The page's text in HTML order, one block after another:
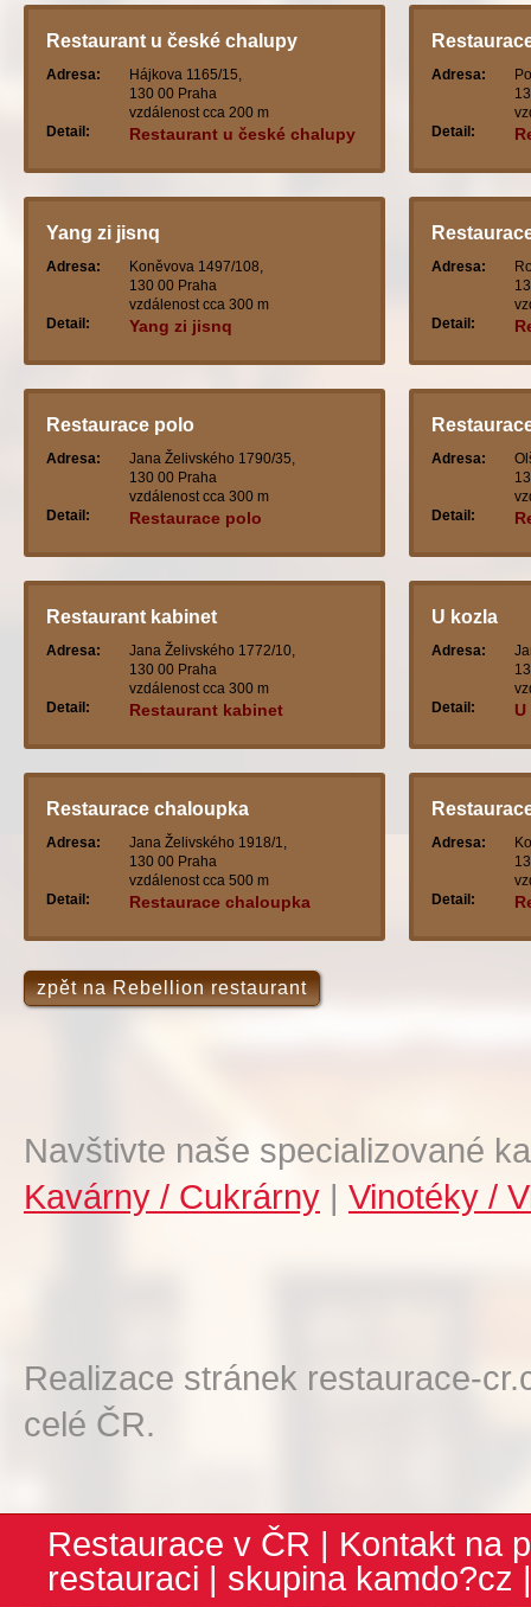
Restaurant u české chalupy
Adresa:
Hájkova 1165/15,
130 00 Praha
vzdálenost cca 200 m
Detail:
Restaurant u české chalupy
Adresa:
Detail:
Yang zi jisnq
Adresa:
Koněvova 1497/108,
130 00 Praha
vzdálenost cca 300 m
Detail:
Yang zi jisnq
Adresa:
Detail:
Restaurace polo
Adresa:
Jana Želivského 1790/35,
130 00 Praha
vzdálenost cca 300 m
Detail:
Restaurace polo
Adresa:
Detail:
Restaurant kabinet
Adresa:
Jana Želivského 1772/10,
130 00 Praha
vzdálenost cca 300 m
Detail:
Restaurant kabinet
U kozla
Adresa:
Detail:
Restaurace chaloupka
Adresa:
Jana Želivského 1918/1,
130 00 Praha
vzdálenost cca 500 m
Detail:
Restaurace chaloupka
Adresa:
Detail:
zpět na Rebellion restaurant
Navštivte naše specializované
Kavárny / Cukrárny | Vinotéky /
Realizace stránek restaurace-
celé ČR.
Restaurace v ČR | Kontakt na
restauraci | skupina kamdo?cz |